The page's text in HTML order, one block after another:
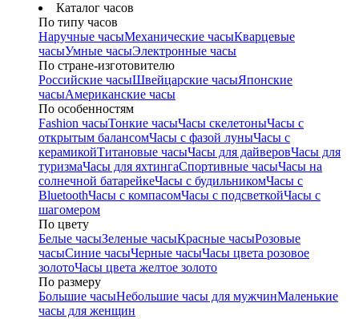
Каталог часов
По типу часов
Наручные часыМеханические часыКварцевые
часыУмные часыЭлектронные часы
По стране-изготовителю
Российские часыШвейцарские часыЯпонские
часыАмериканские часы
По особенностям
Fashion часыТонкие часыЧасы скелетоныЧасы с
открытым балансомЧасы с фазой луныЧасы с
керамикойТитановые часыЧасы для дайверовЧасы для
туризмаЧасы для яхтингаСпортивные часыЧасы на
солнечной батарейкеЧасы с будильникомЧасы с
BluetoothЧасы с компасомЧасы с подсветкойЧасы с
шагомером
По цвету
Белые часыЗеленые часыКрасные часыРозовые
часыСиние часыЧерные часыЧасы цвета розовое
золотоЧасы цвета желтое золото
По размеру
Большие часыНебольшие часы для мужчинМаленькие
часы для женщин